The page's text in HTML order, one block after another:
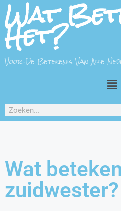
Wat
Het?
Voor De Betekenis Van Alle
Wat
zuidwester?